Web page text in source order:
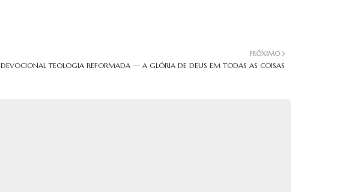
PRÓXIMO
DEVOCIONAL TEOLOGIA REFORMADA — A GLÓRIA DE DEUS EM TODAS AS COISAS